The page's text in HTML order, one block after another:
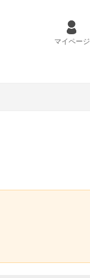
マイページ